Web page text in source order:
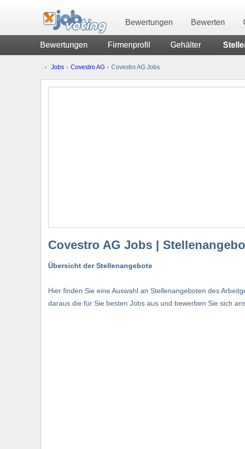
Bewertungen Bewerten
Bewertungen Firmenprofil Gehälter
Jobs Covestro AG Covestro AG Jobs
Covestro AG Jobs |
Übersicht der Stellenangebote
Hier finden Sie eine Auswahl an Stellenangeboten des
daraus die für Sie besten Jobs aus und bewerben Sie sich